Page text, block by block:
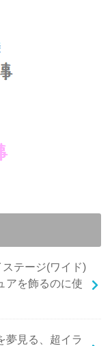
テージ(ワイド)
アを飾るのに使
夢見る、超イラ